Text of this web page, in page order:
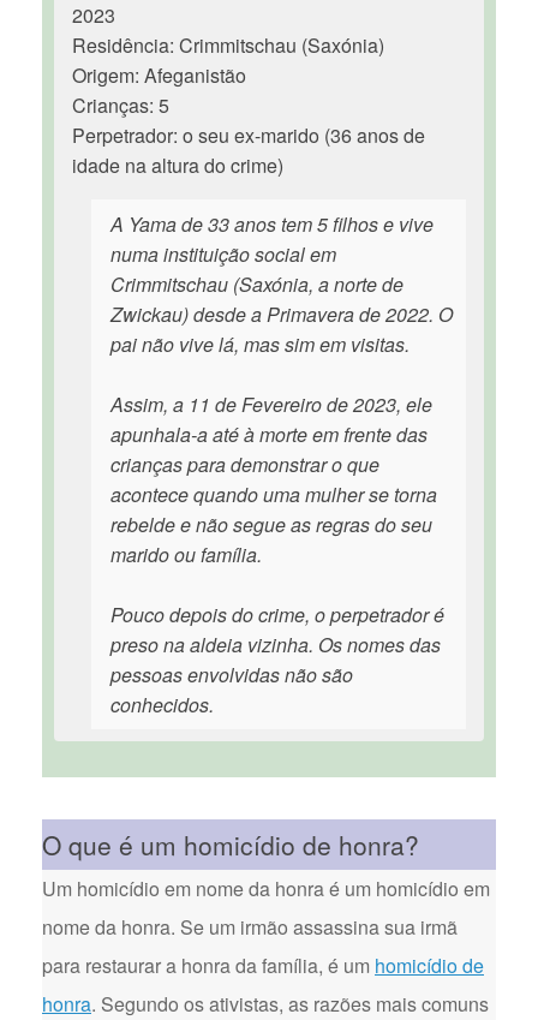
2023
Residência: Crimmitschau (Saxónia)
Origem: Afeganistão
Crianças: 5
Perpetrador: o seu ex-marido (36 anos de
idade na altura do crime)
A Yama de 33 anos tem 5 filhos e vive
numa instituição social em
Crimmitschau (Saxónia, a norte de
Zwickau) desde a Primavera de 2022. O
pai não vive lá, mas sim em visitas.
Assim, a 11 de Fevereiro de 2023, ele
apunhala-a até à morte em frente das
crianças para demonstrar o que
acontece quando uma mulher se torna
rebelde e não segue as regras do seu
marido ou família.
Pouco depois do crime, o perpetrador é
preso na aldeia vizinha. Os nomes das
pessoas envolvidas não são
conhecidos.
O que é um homicídio de honra?
Um homicídio em nome da honra é um homicídio em
nome da honra. Se um irmão assassina sua irmã
para restaurar a honra da família, é um homicídio de
honra. Segundo os ativistas, as razões mais comuns